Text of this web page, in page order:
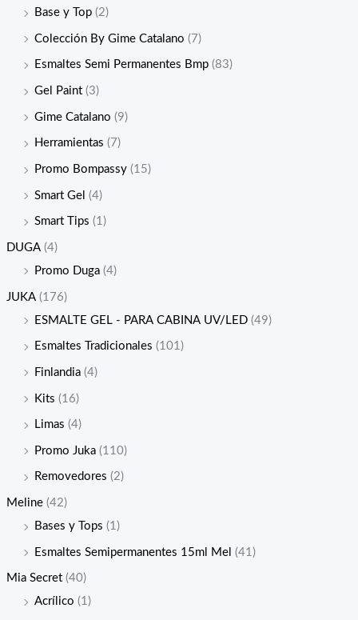
Base y Top (2)
Colección By Gime Catalano (7)
Esmaltes Semi Permanentes Bmp (83)
Gel Paint (3)
Gime Catalano (9)
Herramientas (7)
Promo Bompassy (15)
Smart Gel (4)
Smart Tips (1)
DUGA (4)
Promo Duga (4)
JUKA (176)
ESMALTE GEL - PARA CABINA UV/LED (49)
Esmaltes Tradicionales (101)
Finlandia (4)
Kits (16)
Limas (4)
Promo Juka (110)
Removedores (2)
Meline (42)
Bases y Tops (1)
Esmaltes Semipermanentes 15ml Mel (41)
Mia Secret (40)
Acrílico (1)